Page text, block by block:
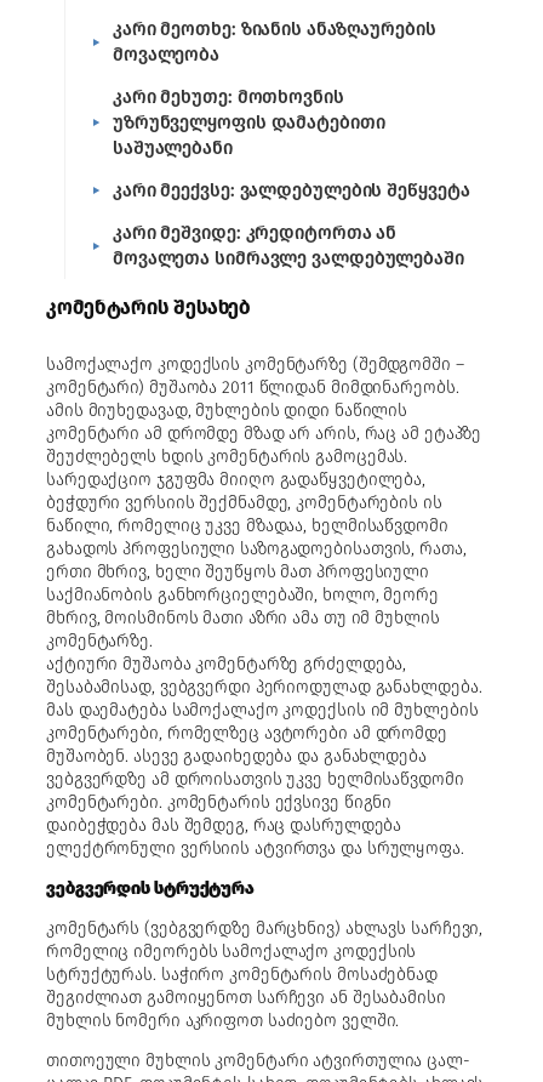
კარი მეოთხე: ზიანის ანაზღაურების
მოვალეობა
კარი მეხუთე: მოთხოვნის
უზრუნველყოფის დამატებითი
საშუალებანი
კარი მეექვსე: ვალდებულების შეწყვეტა
კარი მეშვიდე: კრედიტორთა ან
მოვალეთა სიმრავლე ვალდებულებაში
კომენტარის შესახებ
სამოქალაქო კოდექსის კომენტარზე (შემდგომში –
კომენტარი) მუშაობა 2011 წლიდან მიმდინარეობს.
ამის მიუხედავად, მუხლების დიდი ნაწილის
კომენტარი ამ დრომდე მზად არ არის, რაც ამ ეტაპზე
შეუძლებელს ხდის კომენტარის გამოცემას.
სარედაქციო ჯგუფმა მიიღო გადაწყვეტილება,
ბეჭდური ვერსიის შექმნამდე, კომენტარების ის
ნაწილი, რომელიც უკვე მზადაა, ხელმისაწვდომი
გახადოს პროფესიული საზოგადოებისათვის, რათა,
ერთი მხრივ, ხელი შეუწყოს მათ პროფესიული
საქმიანობის განხორციელებაში, ხოლო, მეორე
მხრივ, მოისმინოს მათი აზრი ამა თუ იმ მუხლის
კომენტარზე.
აქტიური მუშაობა კომენტარზე გრძელდება,
შესაბამისად, ვებგვერდი პერიოდულად განახლდება.
მას დაემატება სამოქალაქო კოდექსის იმ მუხლების
კომენტარები, რომელზეც ავტორები ამ დრომდე
მუშაობენ. ასევე გადაიხედება და განახლდება
ვებგვერდზე ამ დროისათვის უკვე ხელმისაწვდომი
კომენტარები. კომენტარის ექვსივე წიგნი
დაიბეჭდება მას შემდეგ, რაც დასრულდება
ელექტრონული ვერსიის ატვირთვა და სრულყოფა.
ვებგვერდის სტრუქტურა
კომენტარს (ვებგვერდზე მარცხნივ) ახლავს სარჩევი,
რომელიც იმეორებს სამოქალაქო კოდექსის
სტრუქტურას. საჭირო კომენტარის მოსაძებნად
შეგიძლიათ გამოიყენოთ სარჩევი ან შესაბამისი
მუხლის ნომერი აკრიფოთ საძიებო ველში.
თითოეული მუხლის კომენტარი ატვირთულია ცალ-